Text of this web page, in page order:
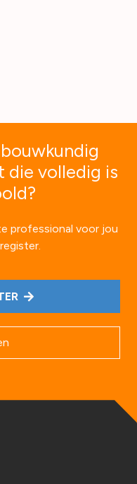
die volledig is
professional voor jou